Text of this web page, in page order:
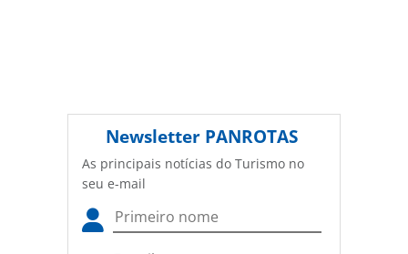
Newsletter PANROTAS
As principais notícias do Turismo no
seu e-mail